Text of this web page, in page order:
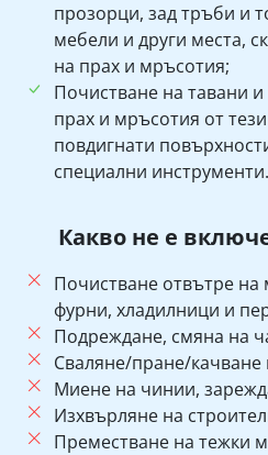
прозорци, зад тръби и
мебели и други места,
на прах и мръсотия;
Почистване на тавани
прах и мръсотия от
повдигнати
специални инструменти.
Какво не е
Почистване отвътре на
фурни, хладилници и
Подреждане, смяна на
Сваляне/пране/качване
Миене на чинии,
Изхвърляне на
Преместване на тежки